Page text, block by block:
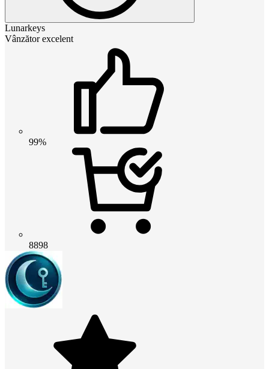
Lunarkeys
Vânzător excelent
99%
8898